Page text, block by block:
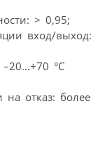
> 0,95;
вход/выход:
–20…+70 °С
отказ: более